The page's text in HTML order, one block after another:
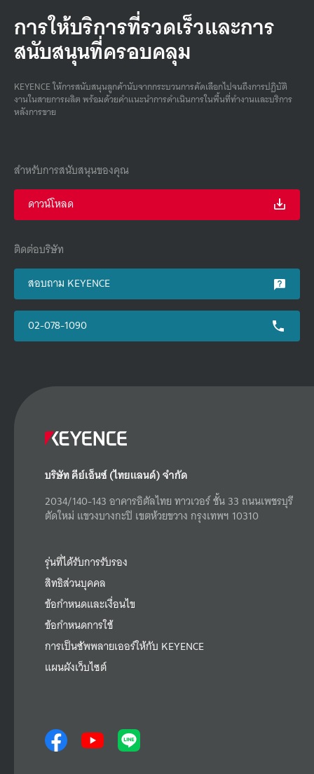
การให้บริการที่รวดเร็วและการ
สนับสนุนที่ครอบคลุม
KEYENCE ให้การสนับสนุนลูกค้านับจากกระบวนการคัดเลือกไปจนถึงการปฏิบัติ
งานในสายการผลิต พร้อมด้วยคําแนะนําการดําเนินการในพื้นที่ทํางานและบริการ
หลังการขาย
สำหรับการสนับสนุนของคุณ
ดาวน์โหลด
ติดต่อบริษัท
สอบถาม KEYENCE
02-078-1090
บริษัท คีย์เอ็นซ์ (ไทยแลนด์) จำกัด
2034/140-143 อาคารอิตัลไทย ทาวเวอร์ ชั้น 33 ถนนเพชรบุรี
ตัดใหม่ แขวงบางกะปิ เขตห้วยขวาง กรุงเทพฯ 10310
รุ่นที่ได้รับการรับรอง
สิทธิส่วนบุคคล
ข้อกำหนดและเงื่อนไข
ข้อกำหนดการใช้
การเป็นซัพพลายเออร์ให้กับ KEYENCE
แผนผังเว็บไซต์